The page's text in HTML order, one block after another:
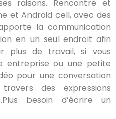
raisons. Rencontre et
et Android cell, avec des
la communication
en un seul endroit afin
plus de travail, si vous
entreprise ou une petite
pour une conversation
des expressions
besoin d’écrire un